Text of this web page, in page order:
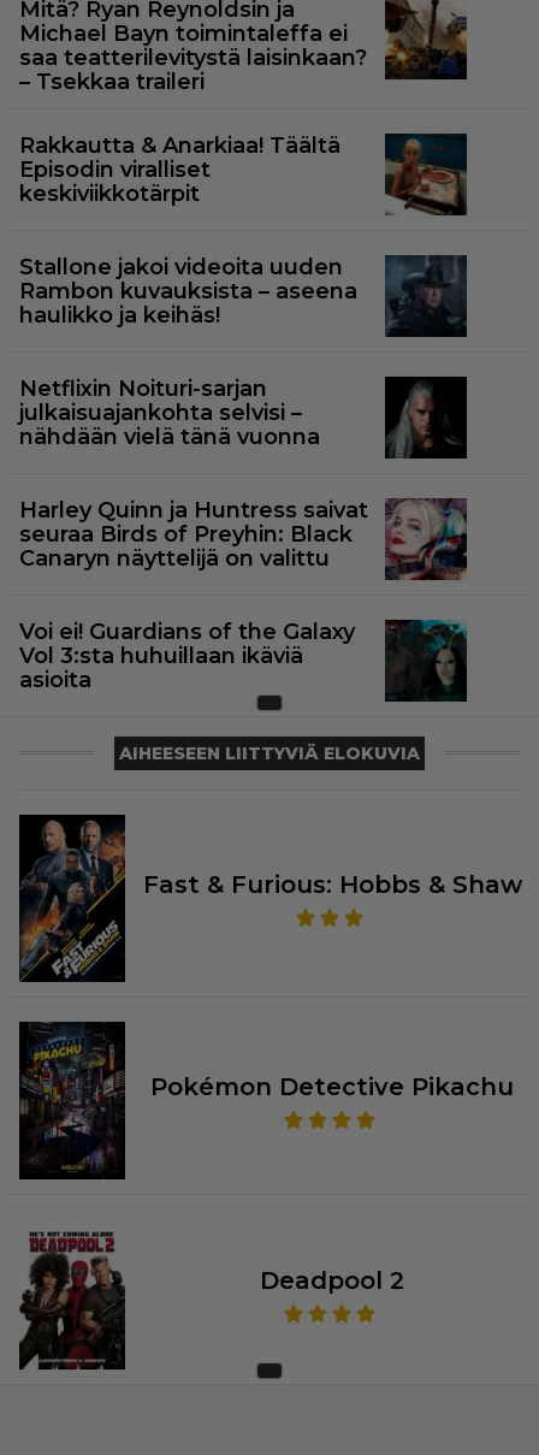
Mitä? Ryan Reynoldsin ja
Michael Bayn toimintaleffa ei
saa teatterilevitystä laisinkaan?
– Tsekkaa traileri
Rakkautta & Anarkiaa! Täältä
Episodin viralliset
keskiviikkotärpit
Stallone jakoi videoita uuden
Rambon kuvauksista – aseena
haulikko ja keihäs!
Netflixin Noituri-sarjan
julkaisuajankohta selvisi –
nähdään vielä tänä vuonna
Harley Quinn ja Huntress saivat
seuraa Birds of Preyhin: Black
Canaryn näyttelijä on valittu
Voi ei! Guardians of the Galaxy
Vol 3:sta huhuillaan ikäviä
asioita
AIHEESEEN LIITTYVIÄ ELOKUVIA
Fast & Furious: Hobbs & Shaw
Pokémon Detective Pikachu
Deadpool 2